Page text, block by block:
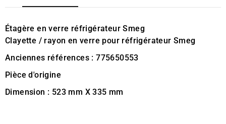
Étagère en verre réfrigérateur Smeg
Clayette / rayon en verre pour réfrigérateur Smeg
Anciennes références : 775650553
Pièce d'origine
Dimension : 523 mm X 335 mm